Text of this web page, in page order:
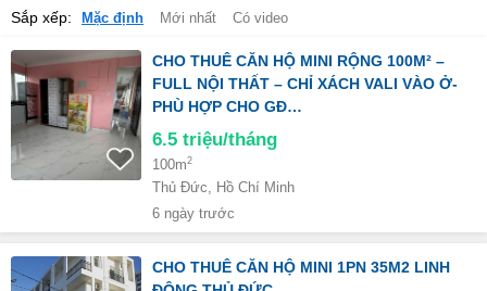
Sắp xếp: Mặc định Mới nhất Có video
CHO THUÊ CĂN HỘ MINI RỘNG 100M² –
FULL NỘI THẤT – CHỈ XÁCH VALI VÀO Ở-
PHÙ HỢP CHO GĐ…
6.5 triệu/tháng
100m2
Thủ Đức, Hồ Chí Minh
6 ngày trước
CHO THUÊ CĂN HỘ MINI 1PN 35M2 LINH